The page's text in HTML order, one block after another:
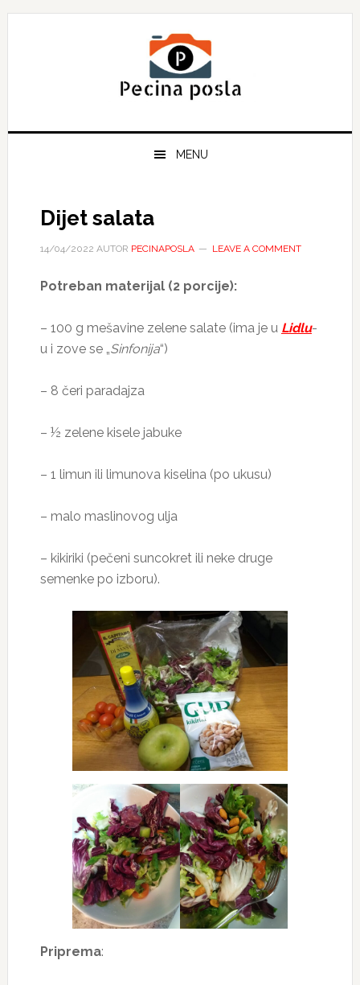
Skip
Skip
Skip
MENU
Dijet salata
14/04/2022 AUTOR PECINAPOSLA LEAVE A COMMENT
Potreban materijal (2 porcije):
– 100 g mešavine zelene salate (ima je u Lidlu-
u i zove se „Sinfonija“)
– 8 čeri paradajza
– ½ zelene kisele jabuke
– 1 limun ili limunova kiselina (po ukusu)
– malo maslinovog ulja
– kikiriki (pečeni suncokret ili neke druge
semenke po izboru).
Priprema: